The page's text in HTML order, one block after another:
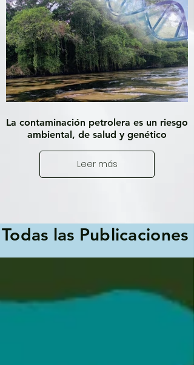
La contaminación petrolera es un riesgo
ambiental, de salud y genético
Leer más
Todas las Publicaciones